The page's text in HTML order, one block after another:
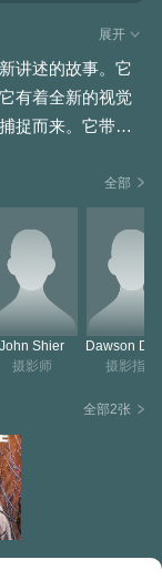
展开
讲述的故事。它
有着全新的视觉
捉而来。它带着
一个……
全部
John Shier
摄影师
摄影指导
全部2张